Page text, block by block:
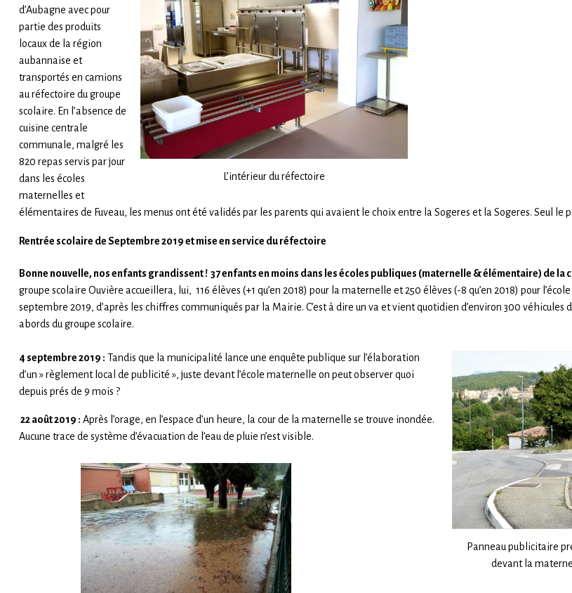
L’intérieur du réfectoire
d’Aubagne avec pour
partie des produits
locaux de la région
aubannaise et
transportés en camions
au réfectoire du groupe
scolaire. En l’absence de
cuisine centrale
communale, malgré les
820 repas servis par jour
dans les écoles
maternelles et
élémentaires de Fuveau, les menus ont été validés par les parents qui avaient le choix entre la Sogeres et la Sogeres. Seul le
Rentrée scolaire de Septembre 2019et mise en service du réfectoire
Bonne nouvelle, nos enfants grandissent ! 37 enfants en moins dans les écoles publiques (maternelle & élémentaire) de la
groupe scolaire Ouvière accueillera, lui, 116 élèves (+1 qu’en 2018) pour la maternelle et 250 élèves (-8 qu’en 2018) pour
septembre 2019, d’après les chiffres communiqués par la Mairie. C’est à dire un va et vient quotidien d’environ 300 véhicules
abords du groupe scolaire.
Panneau publicitaire
devant la
4 septembre 2019 : Tandis que la municipalité lance une enquête publique sur l’élaboration
d’un » règlement local de publicité », juste devant l’école maternelle on peut observer quoi
depuis prés de 9 mois ?
22 août 2019 : Après l’orage, en l’espace d’un heure, la cour de la maternelle se trouve inondée.
Aucune trace de système d’évacuation de l’eau de pluie n’est visible.